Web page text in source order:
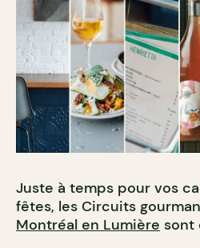
Juste à temps pour vos
fêtes, les Circuits
Montréal en Lumière sont